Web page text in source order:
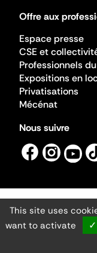
Offre aux
Espace presse
CSE et
Professionnels
Expositions en
Privatisations
Mécénat
Nous suivre
- Cité de
This site uses
want to activate
✓